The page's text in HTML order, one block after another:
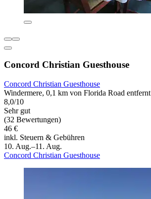
Concord Christian Guesthouse
Concord Christian Guesthouse
Windermere, 0,1 km von Florida Road entfernt
8,0/10
Sehr gut
(32 Bewertungen)
46 €
inkl. Steuern & Gebühren
10. Aug.–11. Aug.
Concord Christian Guesthouse